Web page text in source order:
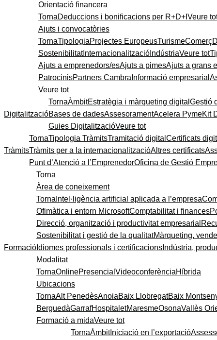
Orientació financera
TornaDeduccions i bonificacions per R+D+I Veure
Ajuts i convocatòries
TornaTipologiaProjectes EuropeusTurismeComerç
SostenibilitatInternacionalització IndústriaVeure tot
Ajuts a emprenedors/esAjuts a pimesAjuts a grans
PatrocinisPartners Cambra Informació empresarial
Veure tot
Digitalització
TornaÀmbitEstratègia i màrqueting digital Gestió
Bases de dadesAssesoramentAcelera PymeKit
Guies DigitalitzacióVeure tot
Tràmits
TornaTipologia TràmitsTramitació digital Certificats
Tràmits per a la internacionalitzacióAltres certificats
Punt d’Atenció a l’EmprenedorOficina de Gestió
Formació
Torna
Àrea de coneixement
Torna Intel·ligència artificial aplicada a l’empresa
Ofimàtica i entorn MicrosoftComptabilitat i finances
Direcció, organització i productivitat empresarial
Sostenibilitat i gestió de la qualitatMàrqueting,
Idiomes professionals i certificacions Indústria,
Modalitat
TornaOnlinePresencial VideoconferènciaHíbrida
Ubicacions
TornaAlt PenedèsAnoiaBaix LlobregatBaix
BerguedàGarrafHospitaletMaresmeOsonaVallès
Formació a midaVeure tot
TornaÀmbitIniciació en l’exportació